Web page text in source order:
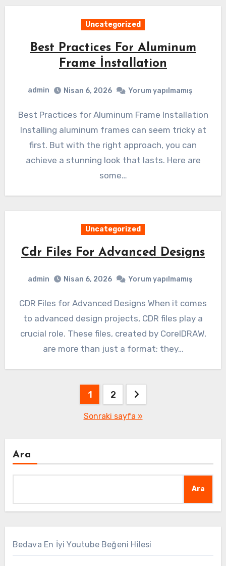
Uncategorized
Best Practices For Aluminum
Frame İnstallation
admin Nisan 6, 2026 Yorum yapılmamış
Best Practices for Aluminum Frame Installation
Installing aluminum frames can seem tricky at
first. But with the right approach, you can
achieve a stunning look that lasts. Here are
some…
Uncategorized
Cdr Files For Advanced Designs
admin Nisan 6, 2026 Yorum yapılmamış
CDR Files for Advanced Designs When it comes
to advanced design projects, CDR files play a
crucial role. These files, created by CorelDRAW,
are more than just a format; they…
sayfalaması
1 2
Sonraki sayfa »
Ara
Ara
Bedava En İyi Youtube Beğeni Hilesi